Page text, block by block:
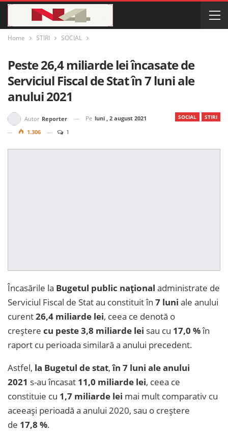
Home STIRI SOCIAL
Peste 26,4 miliarde lei încasate de
Serviciul Fiscal de Stat în 7 luni ale
anului 2021
SOCIAL STIRI
Autor Reporter Pe luni , 2 august 2021
1.306
1
Încasările la Bugetul public național administrate de
Serviciul Fiscal de Stat au constituit în 7 luni ale anului
curent26,4 miliarde lei, ceea ce denotă o
creștere cu peste 3,8 miliarde lei sau cu 17,0 %în
raport cu perioada similară a anului precedent.
Astfel, la Bugetul de stat,în 7 luni ale anului
2021 s-au încasat 11,0 miliarde lei, ceea ce
constituie cu 1,7 miliarde lei mai mult comparativ cu
aceeași perioadă a anului 2020, sau o creștere
de 17,8 %.